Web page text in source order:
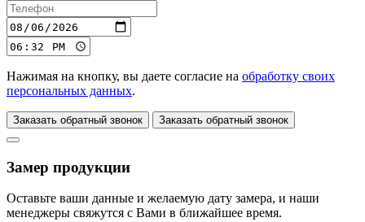
Нажимая на кнопку, вы даете согласие на обработку своих
персональных данных.
Заказать обратный звонок Заказать обратный звонок
Замер продукции
Оставьте ваши данные и желаемую дату замера, и наши
менеджеры свяжутся с Вами в ближайшее время.